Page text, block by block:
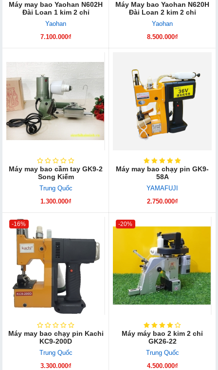
Máy may bao Yaohan N602H
Đài Loan 1 kim 2 chỉ
Yaohan
7.100.000₫
Máy May bao Yaohan N620H
Đài Loan 2 kim 2 chỉ
Yaohan
8.500.000₫
Máy may bao cầm tay GK​9-2
Song Kiếm
Trung Quốc
1.300.000₫
Máy may bao chạy pin GK9-
58A
YAMAFUJI
2.750.000₫
-16%
Máy may bao chạy pin Kachi
KC9-200D
Trung Quốc
3.300.000₫
-20%
Máy máy bao 2 kim 2 chỉ
GK26-22
Trung Quốc
4.500.000₫